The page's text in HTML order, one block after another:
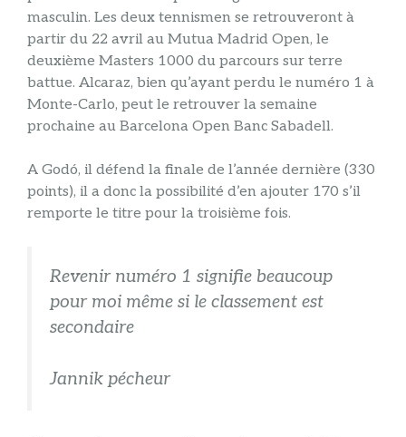
masculin. Les deux tennismen se retrouveront à
partir du 22 avril au Mutua Madrid Open, le
deuxième Masters 1000 du parcours sur terre
battue. Alcaraz, bien qu’ayant perdu le numéro 1 à
Monte-Carlo, peut le retrouver la semaine
prochaine au Barcelona Open Banc Sabadell.
A Godó, il défend la finale de l’année dernière (330
points), il a donc la possibilité d’en ajouter 170 s’il
remporte le titre pour la troisième fois.
Revenir numéro 1 signifie beaucoup
pour moi même si le classement est
secondaire
Jannik pécheur